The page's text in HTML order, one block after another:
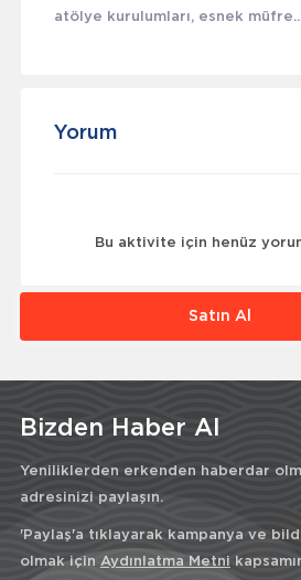
atölye kurulumları, esnek
Yorum
Bu aktivite için henüz
Satın Al
Bizden Haber Al
Yeniliklerden erkenden haberdar
adresinizi paylaşın.
'Paylaş'a tıklayarak kampanya ve
olmak için Aydınlatma Metni